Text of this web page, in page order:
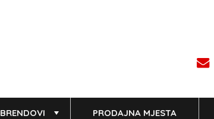
BRENDOVI PRODAJNA MJESTA